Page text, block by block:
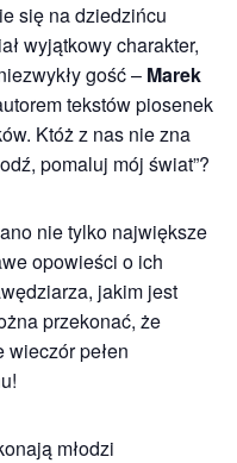
się na dziedzińcu
wyjątkowy charakter,
gość – Marek
tekstów piosenek
Któż z nas nie zna
pomaluj mój świat”?
nie tylko największe
opowieści o ich
jakim jest
przekonać, że
wieczór pełen
młodzi